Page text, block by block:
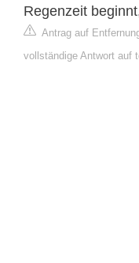
Regenzeit
Antrag auf
vollständige Antwort auf